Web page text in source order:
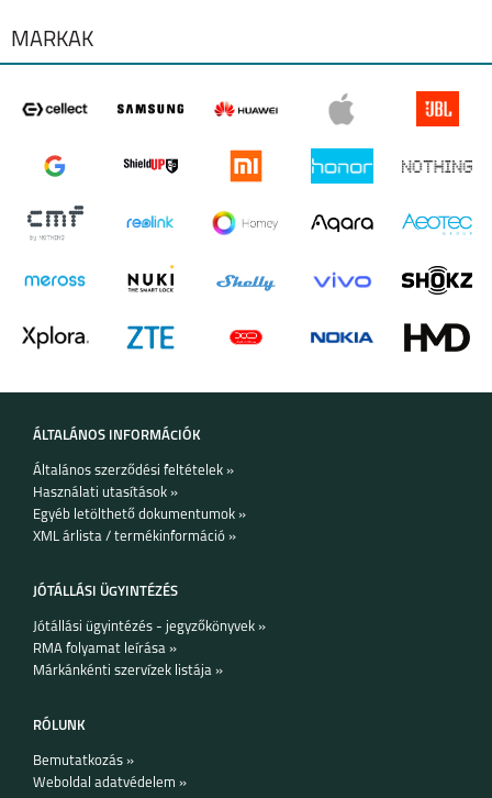
EXPLORER MASTER
8 5G
GT MASTER
MÁRKÁK
ÁLTALÁNOS INFORMÁCIÓK
Általános szerződési feltételek »
Használati utasítások »
Egyéb letölthető dokumentumok »
XML árlista / termékinformáció »
JÓTÁLLÁSI ÜGYINTÉZÉS
Jótállási ügyintézés - jegyzőkönyvek »
RMA folyamat leírása »
Márkánkénti szervízek listája »
RÓLUNK
Bemutatkozás »
Weboldal adatvédelem »